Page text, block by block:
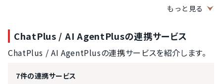
訪問者向けのクーポン発行機能
訪問者の行動トリガー管理機能
コンテンツの表示回数制限機能
もっと見る
ChatPlus / AI AgentPlusの連携サービス
ChatPlus / AI AgentPlusの連携サービスを紹介します。
7件の連携サービス